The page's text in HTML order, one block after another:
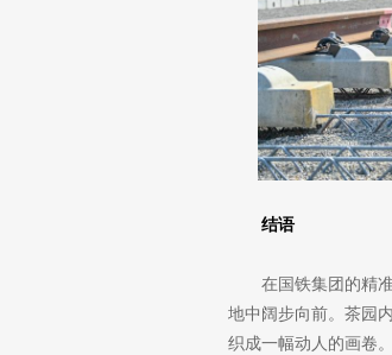
结语
在国铁集团的精
地中阔步向前。茶园
织成一幅动人的画卷